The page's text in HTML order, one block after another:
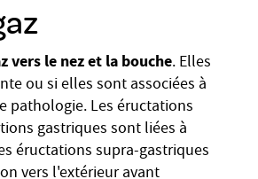
vers le nez et la bouche. Elles
ou si elles sont associées à
pathologie. Les éructations
gastriques sont liées à
éructations supra-gastriques
vers l'extérieur avant